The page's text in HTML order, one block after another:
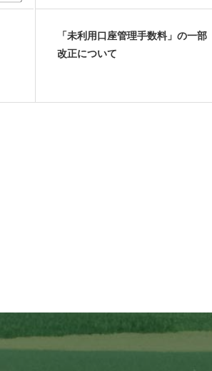
「未利用口座管理手数料」の一部
改正について